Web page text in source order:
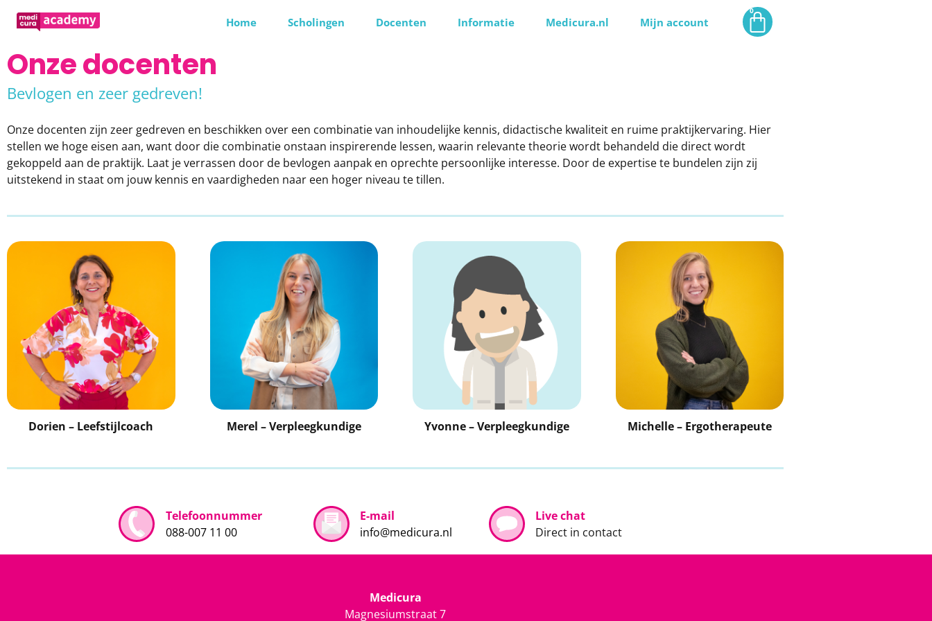
Home Scholingen Docenten Informatie Medicura.nl Mijn account
0
Onze docenten
Bevlogen en zeer gedreven!
Onze docenten zijn zeer gedreven en beschikken over een combinatie van inhoudelijke kennis, didactische kwaliteit en ruime praktijkervaring. Hier
stellen we hoge eisen aan, want door die combinatie onstaan inspirerende lessen, waarin relevante theorie wordt behandeld die direct wordt
gekoppeld aan de praktijk. Laat je verrassen door de bevlogen aanpak en oprechte persoonlijke interesse. Door de expertise te bundelen zijn zij
uitstekend in staat om jouw kennis en vaardigheden naar een hoger niveau te tillen.
Dorien – Leefstijlcoach Merel – Verpleegkundige Yvonne – Verpleegkundige Michelle – Ergotherapeute
Telefoonnummer
088-007 11 00
E-mail
info@medicura.nl
Live chat
Direct in contact
Medicura
Magnesiumstraat 7